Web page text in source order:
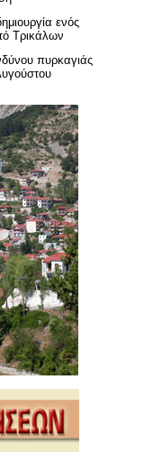
ενός
Τρικάλων
πυρκαγιάς